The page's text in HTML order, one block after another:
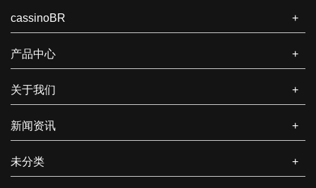
cassinoBR +
产品中心 +
关于我们 +
新闻资讯 +
未分类 +